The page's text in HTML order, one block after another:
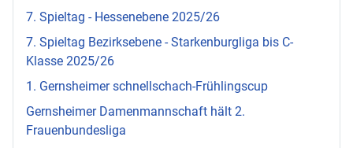
7. Spieltag - Hessenebene 2025/26
7. Spieltag Bezirksebene - Starkenburgliga bis C-
Klasse 2025/26
1. Gernsheimer schnellschach-Frühlingscup
Gernsheimer Damenmannschaft hält 2.
Frauenbundesliga